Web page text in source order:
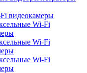
видеокамеры
Wi-Fi
Wi-Fi
Wi-Fi